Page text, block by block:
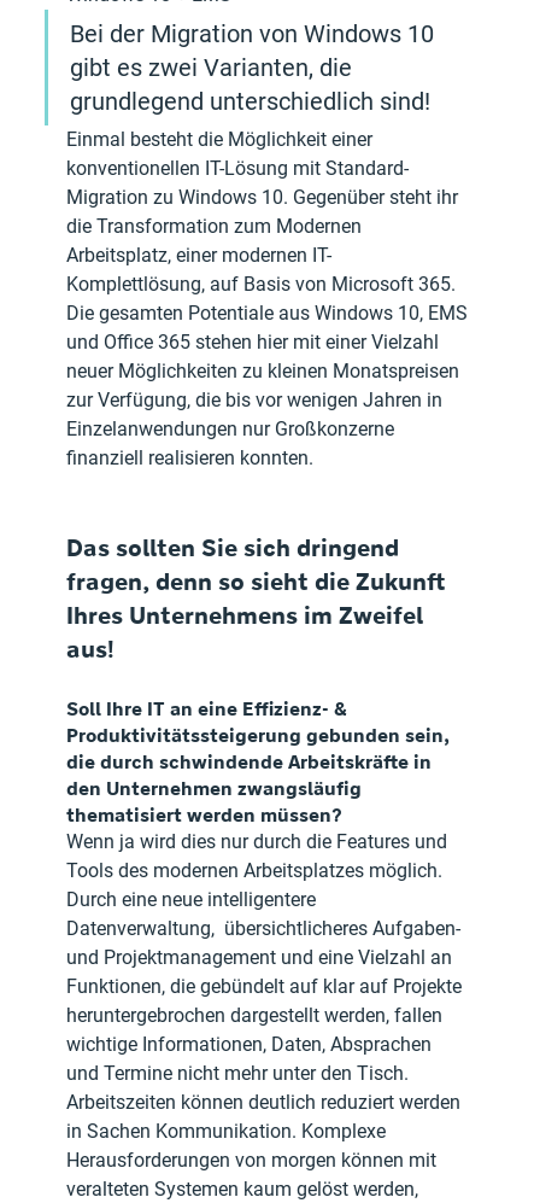
Bei der Migration von Windows 10
gibt es zwei Varianten, die
grundlegend unterschiedlich sind!
Einmal besteht die Möglichkeit einer
konventionellen IT-Lösung mit Standard-
Migration zu Windows 10. Gegenüber steht ihr
die Transformation zum Modernen
Arbeitsplatz, einer modernen IT-
Komplettlösung, auf Basis von Microsoft 365.
Die gesamten Potentiale aus Windows 10, EMS
und Office 365 stehen hier mit einer Vielzahl
neuer Möglichkeiten zu kleinen Monatspreisen
zur Verfügung, die bis vor wenigen Jahren in
Einzelanwendungen nur Großkonzerne
finanziell realisieren konnten.
Das sollten Sie sich dringend
fragen, denn so sieht die Zukunft
Ihres Unternehmens im Zweifel
aus!
Soll Ihre IT an eine Effizienz- &
Produktivitätssteigerung gebunden sein,
die durch schwindende Arbeitskräfte in
den Unternehmen zwangsläufig
thematisiert werden müssen?
Wenn ja wird dies nur durch die Features und
Tools des modernen Arbeitsplatzes möglich.
Durch eine neue intelligentere
Datenverwaltung,  übersichtlicheres Aufgaben-
und Projektmanagement und eine Vielzahl an
Funktionen, die gebündelt auf klar auf Projekte
heruntergebrochen dargestellt werden, fallen
wichtige Informationen, Daten, Absprachen
und Termine nicht mehr unter den Tisch.
Arbeitszeiten können deutlich reduziert werden
in Sachen Kommunikation. Komplexe
Herausforderungen von morgen können mit
veralteten Systemen kaum gelöst werden,